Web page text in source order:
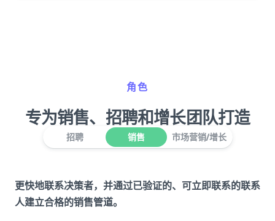
角色
专为销售、招聘和增长团队打造
招聘 销售 市场营销/增长
更快地联系决策者，并通过已验证的、可立即联系的联系
人建立合格的销售管道。